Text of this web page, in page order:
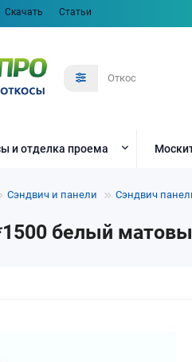
Скачать Статьи
и отделка проема
Сэндвич и панели Сэндвич
белый